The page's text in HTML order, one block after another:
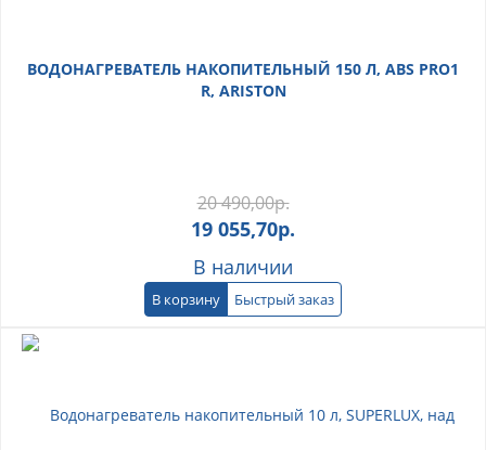
ВОДОНАГРЕВАТЕЛЬ НАКОПИТЕЛЬНЫЙ 150 Л, ABS PRO1
R, ARISTON
20 490,00р.
19 055,70р.
В наличии
В корзину Быстрый заказ